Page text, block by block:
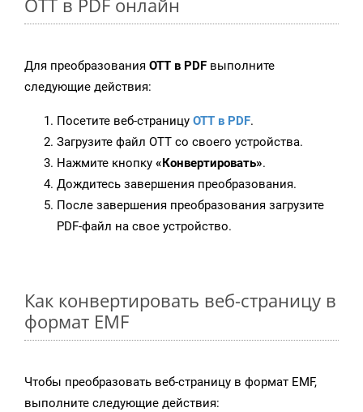
OTT в PDF онлайн
Для преобразования OTT в PDF выполните
следующие действия:
Посетите веб-страницу OTT в PDF.
Загрузите файл OTT со своего устройства.
Нажмите кнопку «Конвертировать».
Дождитесь завершения преобразования.
После завершения преобразования загрузите
PDF-файл на свое устройство.
Как конвертировать веб-страницу в
формат EMF
Чтобы преобразовать веб-страницу в формат EMF,
выполните следующие действия: